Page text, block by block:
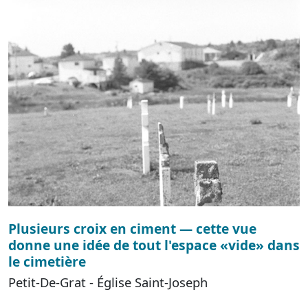
Plusieurs croix en ciment — cette vue
donne une idée de tout l'espace «vide» dans
le cimetière
Petit-De-Grat - Église Saint-Joseph